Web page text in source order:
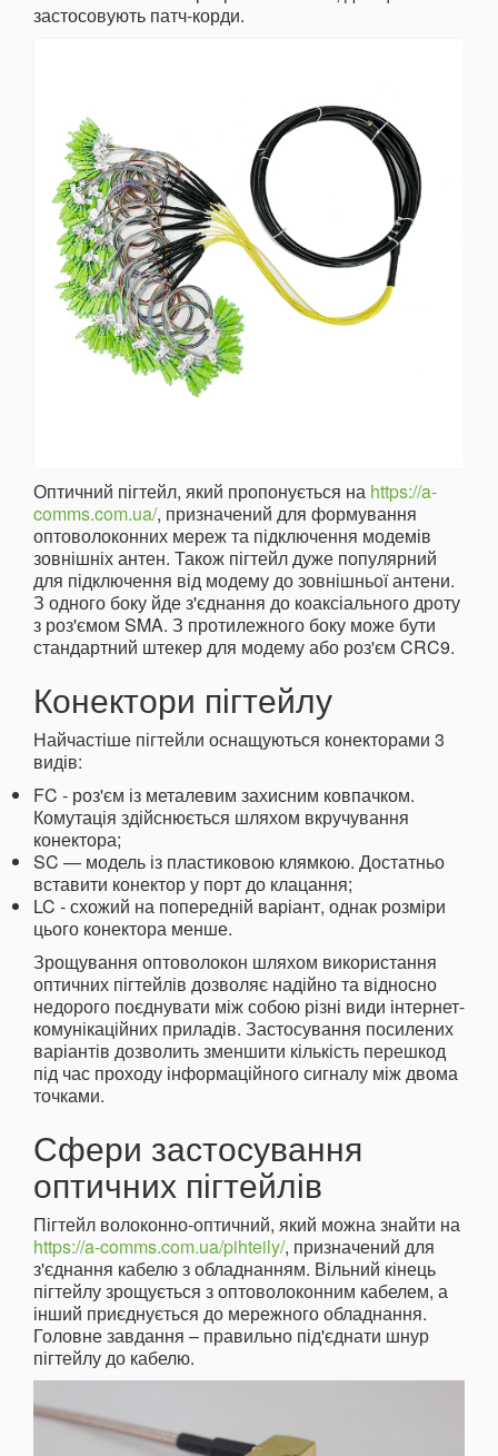
застосовують патч-корди.
Оптичний пігтейл, який пропонується на https://a-
comms.com.ua/, призначений для формування
оптоволоконних мереж та підключення модемів
зовнішніх антен. Також пігтейл дуже популярний
для підключення від модему до зовнішньої антени.
З одного боку йде з'єднання до коаксіального дроту
з роз'ємом SMA. З протилежного боку може бути
стандартний штекер для модему або роз'єм CRC9.
Конектори пігтейлу
Найчастіше пігтейли оснащуються конекторами 3
видів:
FC - роз'єм із металевим захисним ковпачком.
Комутація здійснюється шляхом вкручування
конектора;
SC — модель із пластиковою клямкою. Достатньо
вставити конектор у порт до клацання;
LC - схожий на попередній варіант, однак розміри
цього конектора менше.
Зрощування оптоволокон шляхом використання
оптичних пігтейлів дозволяє надійно та відносно
недорого поєднувати між собою різні види інтернет-
комунікаційних приладів. Застосування посилених
варіантів дозволить зменшити кількість перешкод
під час проходу інформаційного сигналу між двома
точками.
Сфери застосування
оптичних пігтейлів
Пігтейл волоконно-оптичний, який можна знайти на
https://a-comms.com.ua/pihteily/, призначений для
з'єднання кабелю з обладнанням. Вільний кінець
пігтейлу зрощується з оптоволоконним кабелем, а
інший приєднується до мережного обладнання.
Головне завдання – правильно під'єднати шнур
пігтейлу до кабелю.